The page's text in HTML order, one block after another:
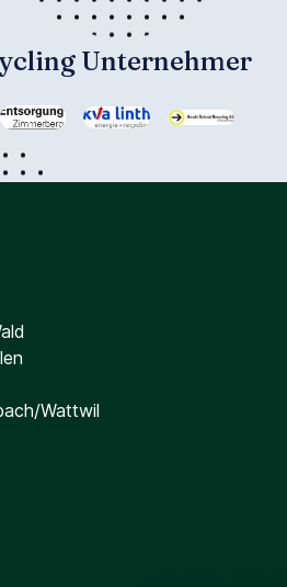
Unternehmer
Wattwil